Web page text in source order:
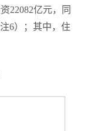
22082亿元，同
6）；其中，住